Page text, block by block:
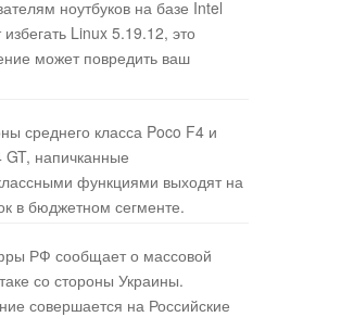
ноутбуков на базе Intel
избегать Linux 5.19.12, это
может повредить ваш
среднего класса Poco F4 и
GT, напичканные
функциями выходят на
в бюджетном сегменте.
РФ сообщает о массовой
со стороны Украины.
совершается на Российские